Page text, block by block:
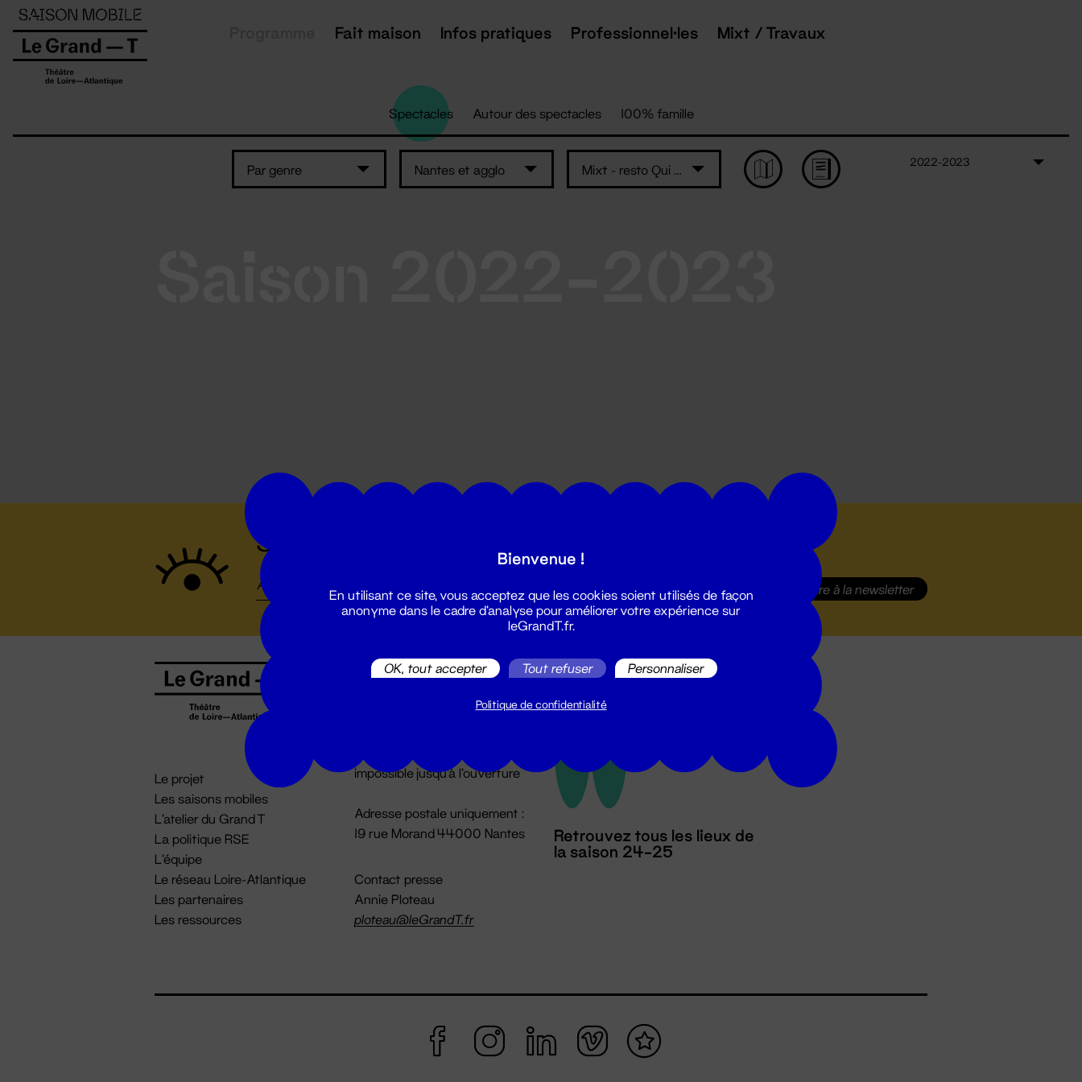
Fait maison Infos pratiques Professionnel·les Mixt / Travaux
Spectacles Autour des spectacles 100% famille
Par genre Nantes et agglo Mixt - resto Qui Som
2022-2023
Suivez toutes les actualités du Grand T :
S'inscrire à la newsletter
Le projet
Les saisons mobiles
L'atelier du Grand T
La politique RSE
L'équipe
Le réseau Loire-Atlantique
Les partenaires
Les ressources
Billetterie
billetterie@leGrandT.fr
impossible jusqu'à l'ouverture
Adresse postale uniquement :
19 rue Morand 44000 Nantes
Contact presse
Annie Ploteau
ploteau@leGrandT.fr
Retrouvez tous les lieux de
la saison 24-25
Panneau de gestion des cookies
Bienvenue !
En utilisant ce site, vous acceptez que les cookies soient utilisés de façon
anonyme dans le cadre d'analyse pour améliorer votre expérience sur
leGrandT.fr.
OK, tout accepter Tout refuser Personnaliser
Politique de confidentialité